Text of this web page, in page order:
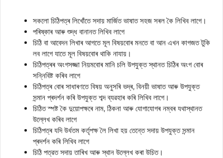
সকলো চিঠিপত্ৰ লিখোঁতে সদায় মাৰ্জিত ভাষাত সহজ সৰল কৈ লিখিব লাগে।
পৰিষ্কাৰ আৰু শুদ্ধ বানানত লিখিব লাগে
চিঠি বা আবেদন লিখাৰ আগতে মূল বিষয়বোৰ মনতে বা আন এখন কাগজত টুকি
লব লাগে যাতে মূল বিষয়বোৰ থাকি নাযায়।
চিঠিপত্ৰৰ অংগসজ্জা নিয়মবোৰ মানি চলি উপযুক্ত স্থানত চিঠিৰ অংগ বোৰ
সন্নিবিষ্ট কৰিব লাগে
চিঠিপত্ৰ বোৰ সাধাৰণতে বিষয় অনুসৰি ভদ্ৰ, বিনয়ী ভাষাত আৰু উপযুক্ত
সন্মান প্ৰদৰ্শন কৰি উপযুক্ত শব্দ ব্যৱহাৰ কৰি লিখিব লাগে।
চিঠিত স্পষ্ট কৈ দুয়োপক্ষৰে নাম, ঠিকনা আৰু যোগাযোগৰ নম্বৰ যথাস্থানত
উল্লেখ কৰিব লাগে
চিঠিপত্ৰ যদি উৰ্ধতম কৰ্তৃপক্ষ লৈ লিখা হয় তেন্তে সদায় উপযুক্ত সন্মান
প্ৰদৰ্শন কৰি লিখিব লাগে
চিঠি পত্রত সদায় তাৰিখ আৰু স্থান উল্লেখ কৰা উচিত।